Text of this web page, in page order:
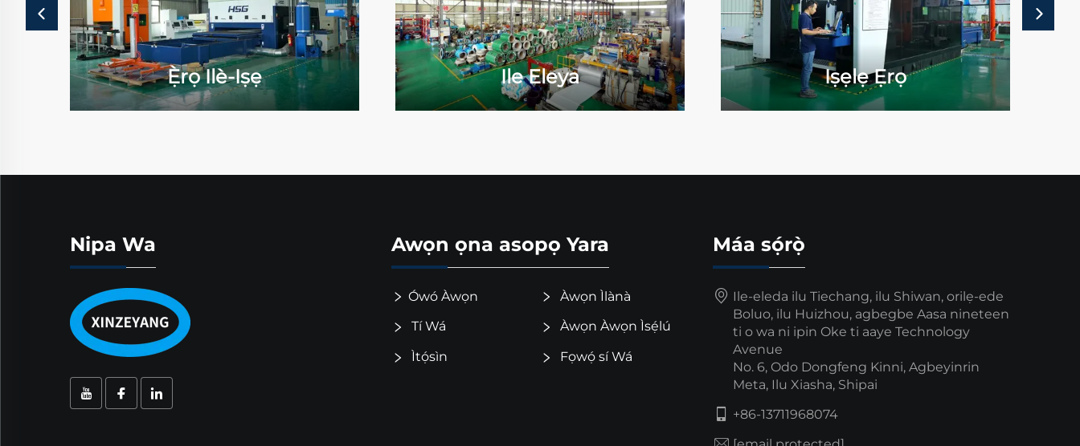
Ẹ̀rọ Ilè-Iṣẹ Ile Eleya Iṣẹlẹ Ẹrọ
Nipa Wa Awọn ọna asopọ Yara
Ówó Àwọn
Àwọn Ìlànà
Tí Wá
Àwọn Àwọn Ìsẹ́lú
Ìtọ́sìn
Fọwọ́ sí Wá
Máa sọ́rọ̀
Ile-eleda ilu Tiechang, ilu Shiwan, orilẹ-ede
Boluo, ilu Huizhou, agbegbe Aasa nineteen
ti o wa ni ipin Oke ti aaye Technology
Avenue
No. 6, Odo Dongfeng Kinni, Agbeyinrin
Meta, Ilu Xiasha, Shipai
+86-13711968074